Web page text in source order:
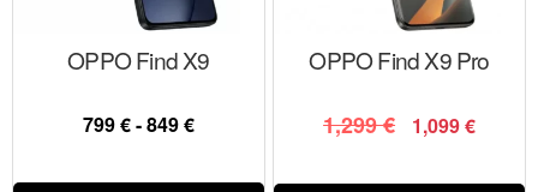
OPPO Find X9
799€-849€
OPPO Find X9 Pro
1,299€ 1,099€